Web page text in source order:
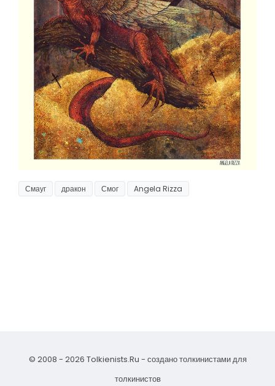
Смауг дракон Смог Angela Rizza
© 2008 - 2026 Tolkienists.Ru - создано толкинистами для
толкинистов